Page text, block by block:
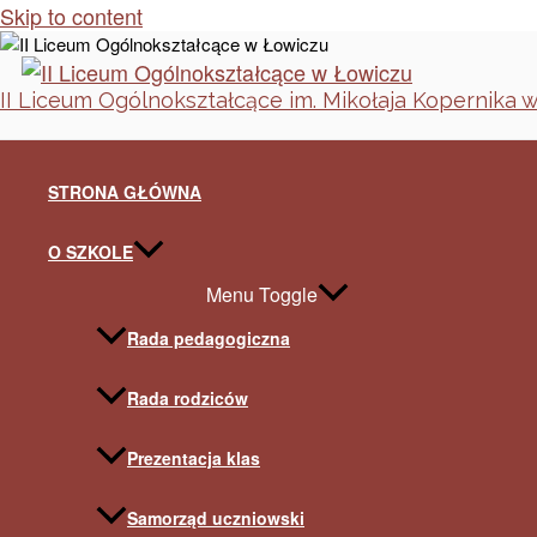
Skip to content
II Liceum Ogólnokształcące im. Mikołaja Kopernika
STRONA GŁÓWNA
O SZKOLE
Menu Toggle
Rada pedagogiczna
Rada rodziców
Prezentacja klas
Samorząd uczniowski